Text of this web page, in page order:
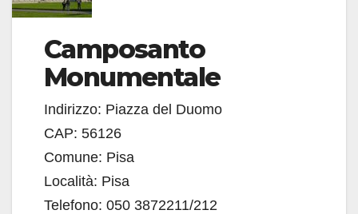
Camposanto
Monumentale
Indirizzo: Piazza del Duomo
CAP: 56126
Comune: Pisa
Località: Pisa
Telefono: 050 3872211/212